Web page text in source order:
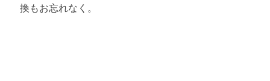
換もお忘れなく。